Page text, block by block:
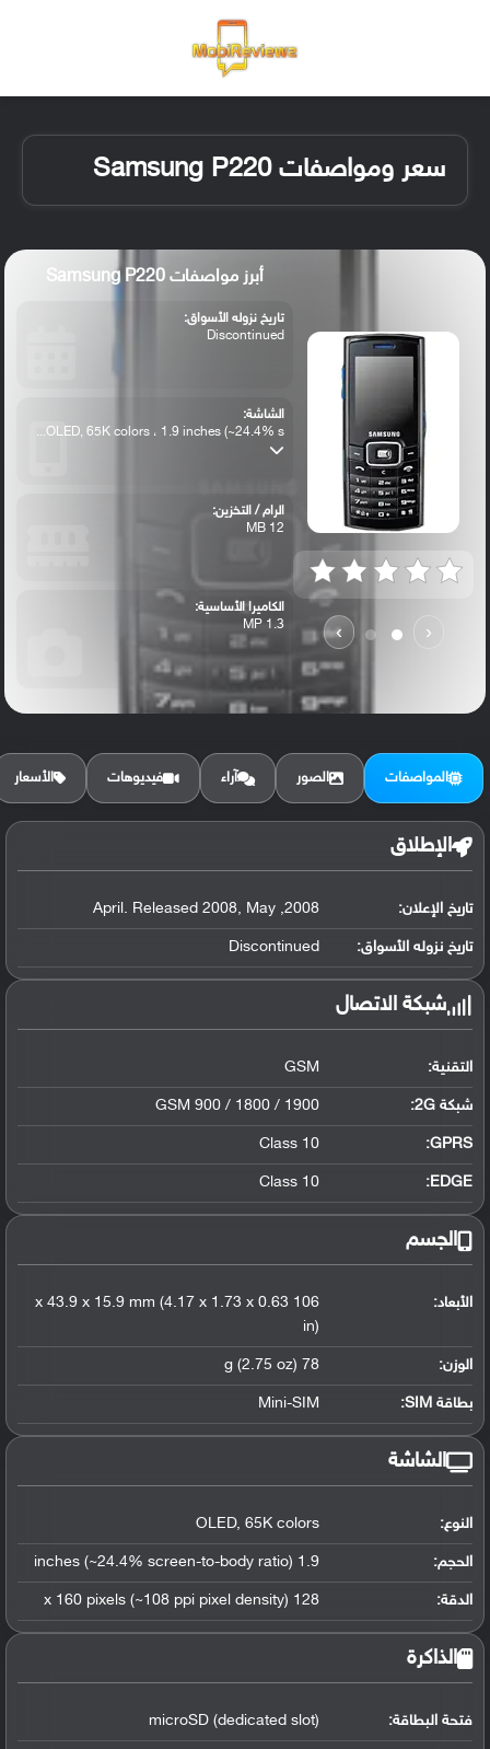
سعر ومواصفات Samsung P220
‹
›
أبرز مواصفات Samsung P220
تاريخ نزوله الأسواق:
Discontinued
الشاشة:
OLED, 65K colors ، 1.9 inches (~24.4% s...
الرام / التخزين:
12 MB
الكاميرا الأساسية:
1.3 MP
المواصفات الصور آراء فيديوهات الأسعار
الإطلاق
تاريخ الإعلان: 2008, April. Released 2008, May
تاريخ نزوله الأسواق: Discontinued
شبكة الاتصال
التقنية: GSM
شبكة 2G: GSM 900 / 1800 / 1900
GPRS:
Class 10
EDGE:
Class 10
الجسم
الأبعاد:
106 x 43.9 x 15.9 mm (4.17 x 1.73 x 0.63
in)
الوزن: 78 g (2.75 oz)
بطاقة SIM: Mini-SIM
الشاشة
النوع: OLED, 65K colors
الحجم: 1.9 inches (~24.4% screen-to-body ratio)
الدقة: 128 x 160 pixels (~108 ppi pixel density)
الذاكرة
فتحة البطاقة: microSD (dedicated slot)